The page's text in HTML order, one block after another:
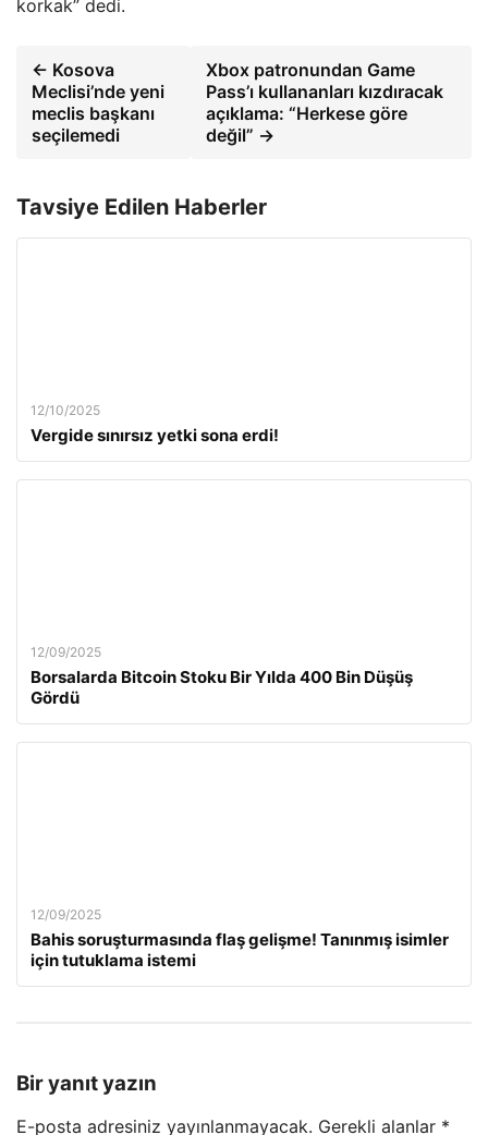
korkak” dedi.
← Kosova
Meclisi’nde yeni
meclis başkanı
seçilemedi
Xbox patronundan Game
Pass’ı kullananları kızdıracak
açıklama: “Herkese göre
değil” →
Tavsiye Edilen Haberler
12/10/2025
Vergide sınırsız yetki sona erdi!
12/09/2025
Borsalarda Bitcoin Stoku Bir Yılda 400 Bin Düşüş
Gördü
12/09/2025
Bahis soruşturmasında flaş gelişme! Tanınmış isimler
için tutuklama istemi
Bir yanıt yazın
E-posta adresiniz yayınlanmayacak. Gerekli alanlar *